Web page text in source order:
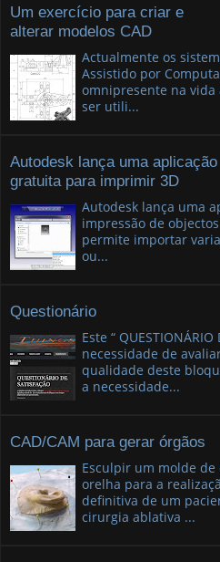
Um exercício para criar e
alterar modelos CAD
Actualmente os
Assistido por
omnipresente na
ser utili...
Autodesk lança uma aplicação
gratuita para imprimir 3D
Autodesk lança uma
impressão de
permite importar
ou...
Questionário
Este “ QUESTIONÁRIO
necessidade de
qualidade deste
a necessidade...
CAD/CAM para gerar órgãos
Esculpir um molde
orelha para a
definitiva de um
cirurgia ablativa ...